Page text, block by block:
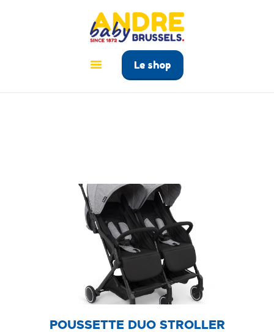
Le shop
ANDRÉ BABY BRUSSELS
Le tout pour bébé à Bruxelles
ACCUEIL
POUSSETTE DUO STROLLER